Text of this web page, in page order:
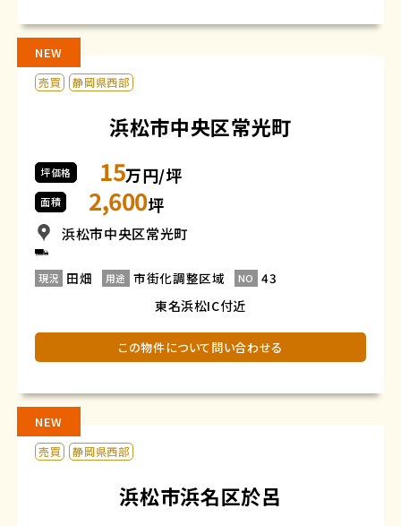
NEW
売買 静岡県西部
浜松市中央区常光町
坪価格 15万円/坪
面積 2,600坪
浜松市中央区常光町
現況 田畑 用途 市街化調整区域 NO
43
東名浜松IC付近
この物件について問い合わせる
NEW
売買 静岡県西部
浜松市浜名区於呂